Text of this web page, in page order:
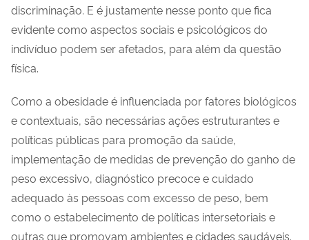
discriminação. E é justamente nesse ponto que fica
evidente como aspectos sociais e psicológicos do
indivíduo podem ser afetados, para além da questão
física.
Como a obesidade é influenciada por fatores biológicos
e contextuais, são necessárias ações estruturantes e
políticas públicas para promoção da saúde,
implementação de medidas de prevenção do ganho de
peso excessivo, diagnóstico precoce e cuidado
adequado às pessoas com excesso de peso, bem
como o estabelecimento de políticas intersetoriais e
outras que promovam ambientes e cidades saudáveis.